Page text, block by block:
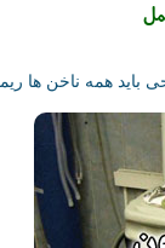
باید همه ناخن ها